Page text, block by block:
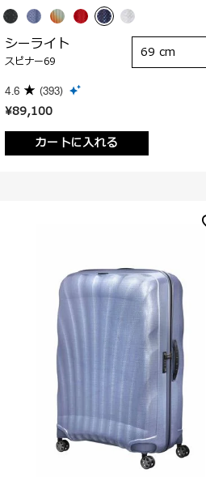
¥89,100
カートに入れる
シーライト
スピナー69
4.6 (393)
69 cm